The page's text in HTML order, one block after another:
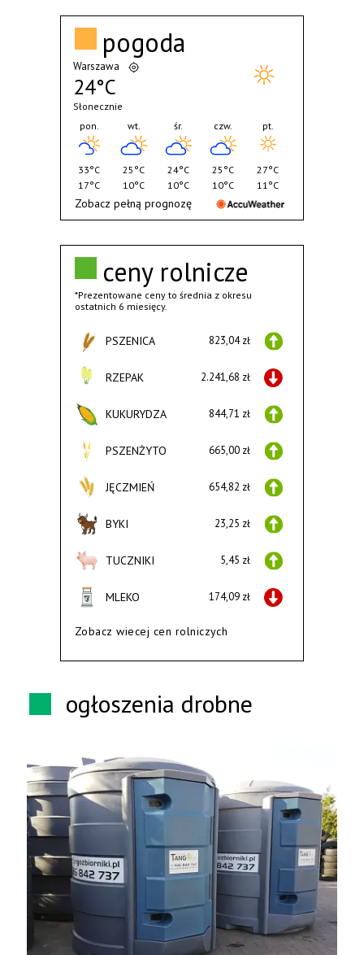
ceny rolnicze
*Prezentowane ceny to średnia z okresu
ostatnich 6 miesięcy.
PSZENICA 823,04 zł
RZEPAK 2.241,68 zł
KUKURYDZA 844,71 zł
PSZENŻYTO 665,00 zł
JĘCZMIEŃ 654,82 zł
BYKI 23,25 zł
TUCZNIKI 5,45 zł
MLEKO 174,09 zł
Zobacz wiecej cen rolniczych
pogoda
Warszawa
24°C
Słonecznie
pon.
33°C
17°C
wt.
25°C
10°C
śr.
24°C
10°C
czw.
25°C
10°C
pt.
27°C
11°C
Zobacz pełną prognozę
ogłoszenia drobne